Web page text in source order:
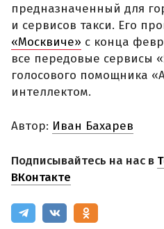
предназначенный для
и сервисов такси. Его
«Москвиче» с конца
все передовые сервисы
голосового помощника
интеллектом.
Автор: Иван Бахарев
Подписывайтесь на нас в
ВКонтакте